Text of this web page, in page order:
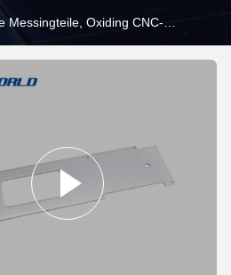
Messingteile, Oxiding CNC-